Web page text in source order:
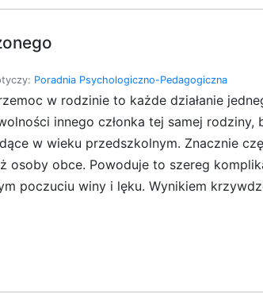
Poradnia Psychologiczno-Pedagogiczna
w rodzinie to każde działanie
innego członka tej samej
w wieku przedszkolnym. Znacznie
osoby obce. Powoduje to szereg
poczuciu winy i lęku. Wynikiem